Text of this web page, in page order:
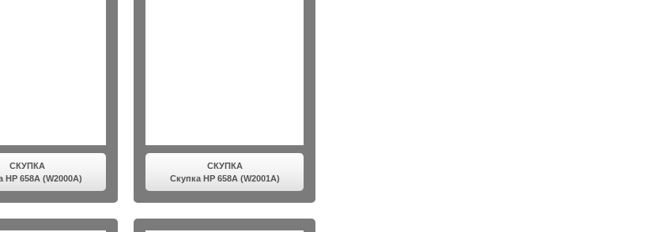
СКУПКА
HP 658A (W2000A)
СКУПКА
Скупка HP 658A (W2001A)